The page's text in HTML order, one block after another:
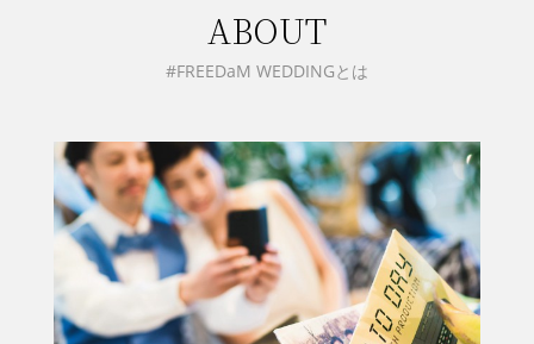
ABOUT
#FREEDaM WEDDINGとは